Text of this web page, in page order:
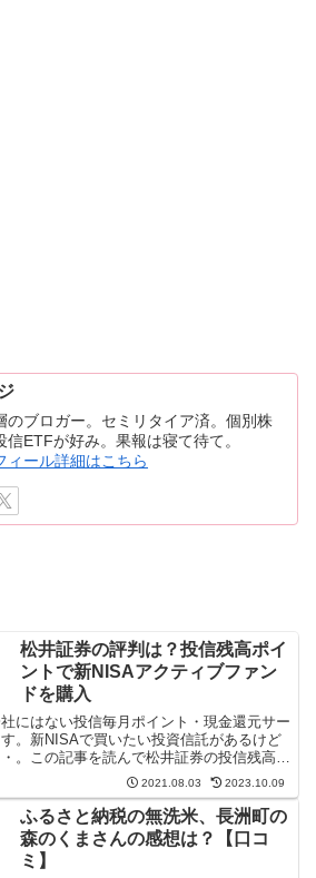
のブロガー。セミリタイア済。個別株
信ETFが好み。果報は寝て待て。
ィール詳細はこちら
松井証券の評判は？投信残高ポイ
ントで新NISAアクティブファン
ドを購入
にはない投信毎月ポイント・現金還元サー
。新NISAで買いたい投資信託があるけど
。この記事を読んで松井証券の投信残高ポ
も解決可能です。松井証券の評...
2021.08.03 2023.10.09
ふるさと納税の無洗米、長洲町の
森のくまさんの感想は？【口コ
ミ】